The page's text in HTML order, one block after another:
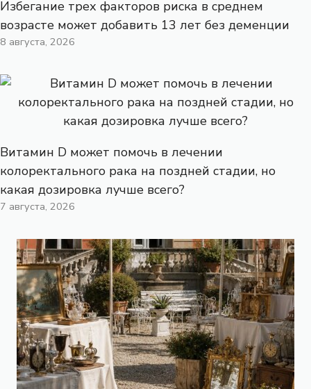
Избегание трех факторов риска в среднем
возрасте может добавить 13 лет без деменции
8 августа, 2026
Витамин D может помочь в лечении
колоректального рака на поздней стадии, но
какая дозировка лучше всего?
7 августа, 2026